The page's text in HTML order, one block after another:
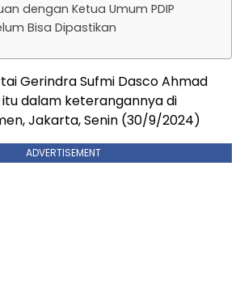
dengan Ketua Umum PDIP
Bisa Dipastikan
Gerindra Sufmi Dasco Ahmad
dalam keterangannya di
Jakarta, Senin (30/9/2024)
ADVERTISEMENT